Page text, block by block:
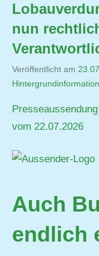
nun
Veröffentlicht am
vom 22.07.2026
Auch
endlich